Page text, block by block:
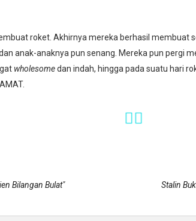
roket. Akhirnya mereka berhasil membuat
anak-anaknya pun senang. Mereka pun pergi
wholesomedan indah, hingga pada suatu hari
Bilangan Bulat"
Stalin